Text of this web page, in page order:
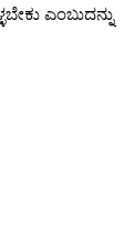
ಎಂಬುದನ್ನು